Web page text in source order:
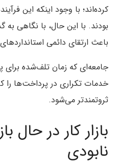
کرده‌اند؛ با وجود اینکه این
بودند. با این حال، با نگاهی به
باعث ارتقای دائمی
جامعه‌ای که زمان تلف‌شده
خدمات تکراری در پرداخت‌ها
ثروتمندتر می‌شود.
بازار کار در حال
نابودی